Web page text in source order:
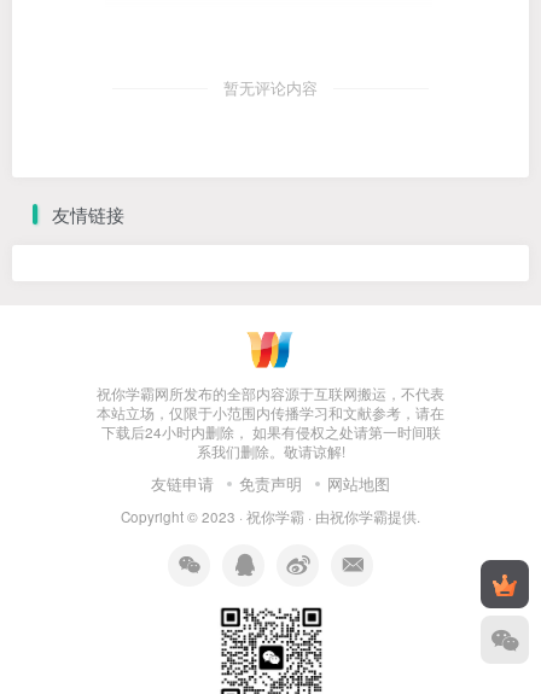
暂无评论内容
友情链接
祝你学霸网所发布的全部内容源于互联网搬运，不代表
本站立场，仅限于小范围内传播学习和文献参考，请在
下载后24小时内删除， 如果有侵权之处请第一时间联
系我们删除。敬请谅解!
友链申请 免责声明 网站地图
Copyright © 2023 · 祝你学霸 · 由祝你学霸提供.